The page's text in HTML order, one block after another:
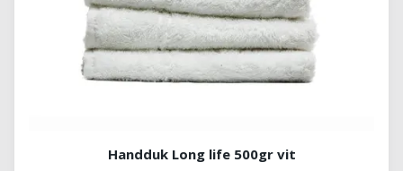
Handduk Long life 500gr vit